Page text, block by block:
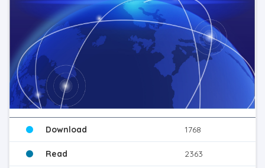
Download 1768
Read 2363